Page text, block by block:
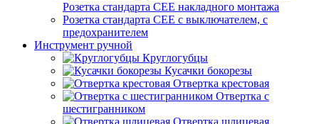
Розетка стандарта СЕЕ накладного монтажа
Розетка стандарта СЕЕ с выключателем, с
предохранителем
Инструмент ручной
Круглогубцы
Кусачки бокорезы
Отвертка крестовая
Отвертка с
шестигранником
Отвертка шлицевая